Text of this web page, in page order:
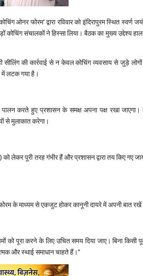
ओनर फोरम' द्वारा रविवार को इंदिरापुरम स्थित स्वर्ण
संचालकों ने हिस्सा लिया। बैठक का मुख्य उद्देश्य हाल
सीलिंग की कार्रवाई से न केवल कोचिंग व्यवसाय से जुड़े
में लटक गया है।
पालन करते हुए प्रशासन के समक्ष अपना पक्ष रखा
से मुलाकात करेगा।
लेकर पूरी तरह गंभीर हैं और प्रशासन द्वारा तय किए गए
के माध्यम से एकजुट होकर कानूनी दायरे में अपनी बात
पूरा करने के लिए उचित समय दिया जाए। बिना किसी
और स्थाई समाधान चाहते हैं।"